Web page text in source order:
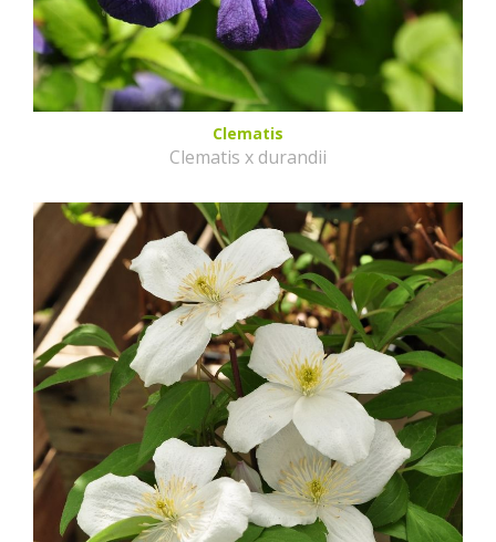
Clematis
Clematis x durandii